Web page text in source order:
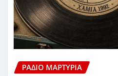
ΡΆΔΙΟ ΜΑΡΤΥΡΊΑ